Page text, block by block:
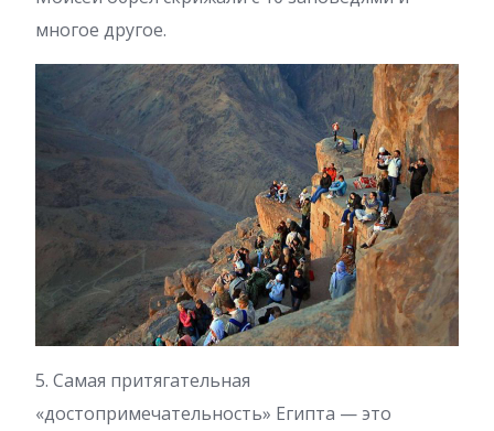
многое другое.
5. Самая притягательная
«достопримечательность» Египта — это